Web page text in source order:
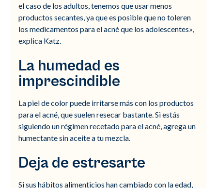
el caso de los adultos, tenemos que usar menos
productos secantes, ya que es posible que no toleren
los medicamentos para el acné que los adolescentes»,
explica Katz.
La humedad es
imprescindible
La piel de color puede irritarse más con los productos
para el acné, que suelen resecar bastante. Si estás
siguiendo un régimen recetado para el acné, agrega un
humectante sin aceite a tu mezcla.
Deja de estresarte
Si sus hábitos alimenticios han cambiado con la edad,